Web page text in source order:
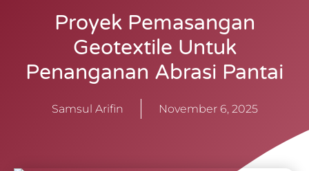
Proyek Pemasangan
Geotextile Untuk
Penanganan Abrasi Pantai
Samsul Arifin November 6, 2025